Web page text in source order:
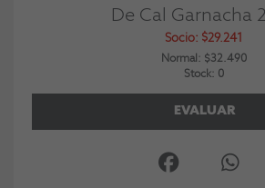
De Cal Garnacha
Socio: $29.241
Normal: $32.490
Stock: 0
EVALUAR